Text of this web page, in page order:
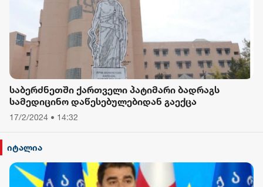
საბერძნეთში ქართველი პატიმარი ბადრაგს
სამედიცინო დაწესებულებიდან გაექცა
17/2/2024 • 14:32
იტალია